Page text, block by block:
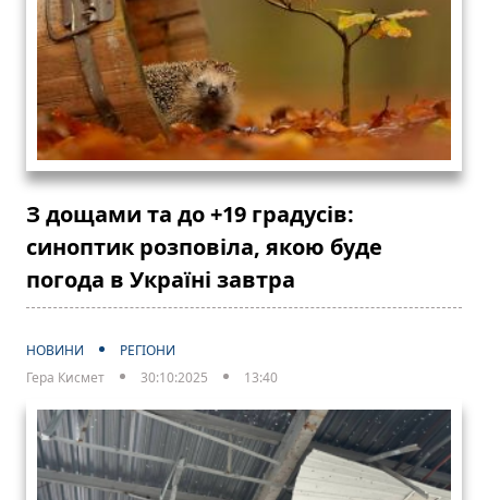
З дощами та до +19 градусів:
синоптик розповіла, якою буде
погода в Україні завтра
НОВИНИ
РЕГІОНИ
Гера Кисмет
30:10:2025 13:40